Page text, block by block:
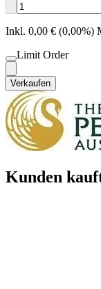
Inkl. 0,00 € (0,00%)
Limit Order
Verkaufen
Kunden